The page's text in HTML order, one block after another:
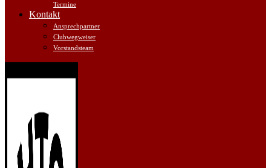
Termine
Kontakt
Ansprechpartner
Clubwegweiser
Vorstandsteam